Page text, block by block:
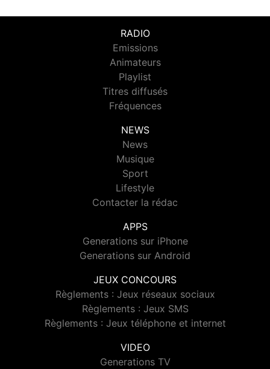
RADIO
Emissions
Animateurs
Playlist
Titres diffusés
Fréquences
NEWS
News
Musique
Sport
Lifestyle
Contacter la rédac
APPS
Generations sur iPhone
Generations sur Android
JEUX CONCOURS
Règlements : Jeux réseaux sociaux
Règlements : Jeux SMS
Règlements : Jeux téléphone et internet
VIDEO
Generations TV